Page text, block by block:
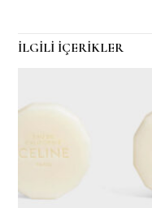
İLGİLİ İÇERİKLER